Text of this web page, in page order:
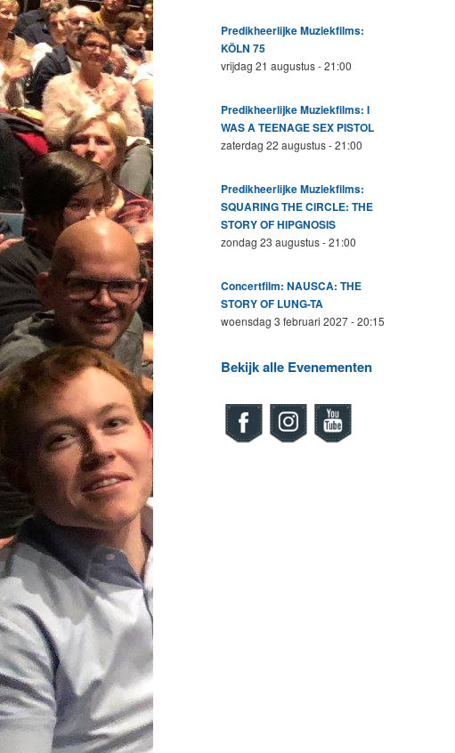
Predikheerlijke Muziekfilms:
KÖLN 75
vrijdag 21 augustus - 21:00
Predikheerlijke Muziekfilms: I
WAS A TEENAGE SEX PISTOL
zaterdag 22 augustus - 21:00
Predikheerlijke Muziekfilms:
SQUARING THE CIRCLE: THE
STORY OF HIPGNOSIS
zondag 23 augustus - 21:00
Concertfilm: NAUSCA: THE
STORY OF LUNG-TA
woensdag 3 februari 2027 - 20:15
Bekijk alle Evenementen